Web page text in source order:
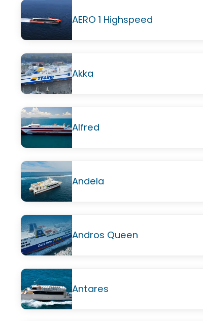
AERO 1 Highspeed
Akka
Alfred
Andela
Andros Queen
Antares